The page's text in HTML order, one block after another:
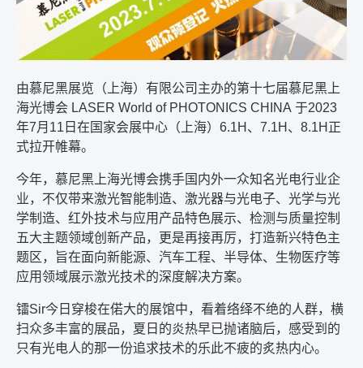
由慕尼黑展览（上海）有限公司主办的第十七届慕尼黑上
海光博会 LASER World of PHOTONICS CHINA 于2023
年7月 11 日在国家会展中心（上海） 6.1H 、 7.1H 、 8.1H 正
式拉开帷幕。
今年，慕尼黑上海光博会携手国内外一众知名光电行业企
业，不仅带来激光智能制造、激光器与光电子、光学与光
学制造、红外技术与应用产品特色展示、检测与质量控制
五大主题领域创新产品，更是再接再厉，打造新兴特色主
题区，旨在面向新能源、汽车工程、半导体、生物医疗等
应用领域展示激光技术的深度解决方案。
镭Sir今日穿梭在偌大的展馆中，看着络绎不绝的人群，横
扫众多丰富的展品，夏日的炎热早已抛诸脑后，感受到的
只有光电人的那一份追求技术的乐此不疲的炙热内心。